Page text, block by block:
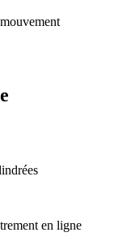
en ligne